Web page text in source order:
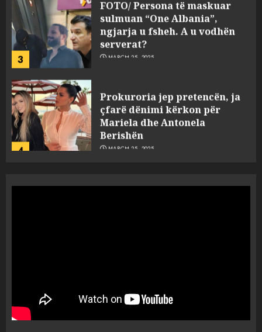
3
sulmuan “One Albania”,
ngjarja u fsheh. A u vodhën
serverat?
MARCH 25, 2025
4
çfarë dënimi kërkon për
Mariela dhe Antonela
Berishën
MARCH 25, 2025
1
“bosen” Joana Nano për
abuzim me fondet publike dhe
pasuri të pajustifikuar